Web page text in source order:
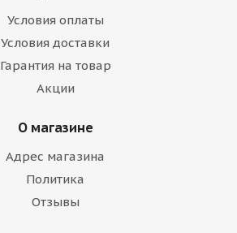
Условия оплаты
Условия доставки
Гарантия на товар
Акции
О магазине
Адрес магазина
Политика
Отзывы